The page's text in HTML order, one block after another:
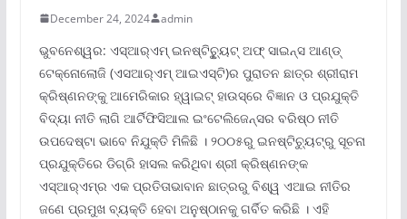
December 24, 2024 admin
ଭୁବନେଶ୍ୱର: ଏସ୍‌ଆର୍‌ଏମ୍ ଇନଷ୍ଟିଚୁୃ୍ୟଟ୍ ଅଫ୍ ସାଇନ୍ସ ଆଣ୍ଡ୍
ଟେକ୍ନୋଲୋଜି (ଏସଆର୍‌ଏମ୍ ଆଇଏସ୍‌ଟି)ର ପୁରାତନ ଛାତ୍ର ଶ୍ରୀରାମ
କ୍ରିଷ୍ଣନଙ୍କୁ ଆମେରିକାର ହ୍ୱାଇଟ୍ ହାଉସ୍‌ରେ ବିଜ୍ଞାନ ଓ ପ୍ରଯୁକ୍ତି
ବିଦ୍ୟା ନୀତି ଲାଗି ଆର୍ଟିଫିସିଆଲ ଇଂଟେଲିଜେନ୍ସର ବରିଷ୍ଠ ନୀତି
ଉପଦେଷ୍ଟା ଭାବେ ନିଯୁକ୍ତି ମିଳିଛି । ୨୦୦୫ରୁ ଇନଷ୍ଟିଚ୍ୟୁଟ୍‌ରୁ ସୂଚନା
ପ୍ରଯୁକ୍ତିରେ ଡିଗ୍ରି ହାସଲ କରିଥିବା ଶ୍ରୀ କ୍ରିଷ୍ଣନଙ୍କ
ଏସ୍‌ଆର୍‌ଏମ୍‌ର ଏକ ପ୍ରତିତାଭାବାନ ଛାତ୍ରରୁ ବିଶ୍ୱ ଏଆଇ ନୀତିର
ଜଣେ ପ୍ରମୁଖ ବ୍ୟକ୍ତି ହେବା ଅନୁଷ୍ଠାନକୁ ଗର୍ବିତ କରିଛି । ଏହି